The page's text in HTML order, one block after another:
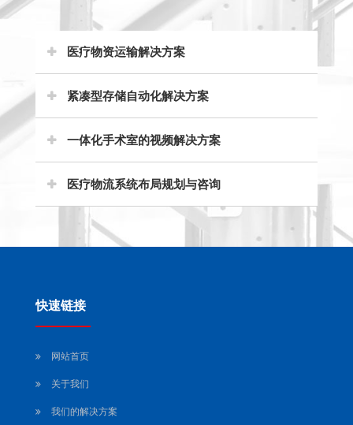
医疗物资运输解决方案
紧凑型存储自动化解决方案
一体化手术室的视频解决方案
医疗物流系统布局规划与咨询
快速链接
网站首页
关于我们
我们的解决方案